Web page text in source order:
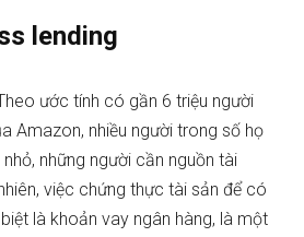
lending
ước tính có gần 6 triệu người
Amazon, nhiều người trong số họ
những người cần nguồn tài
việc chứng thực tài sản để có
là khoản vay ngân hàng, là một